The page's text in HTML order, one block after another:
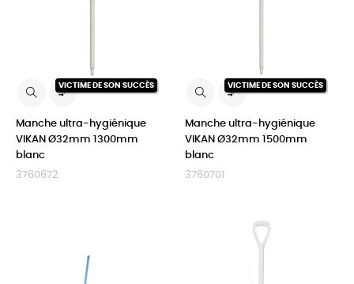
VICTIME DE SON SUCCÈS

Manche ultra-hygiénique
VIKAN Ø32mm 1300mm
blanc
3760672
VICTIME DE SON SUCCÈS

Manche ultra-hygiénique
VIKAN Ø32mm 1500mm
blanc
3760701